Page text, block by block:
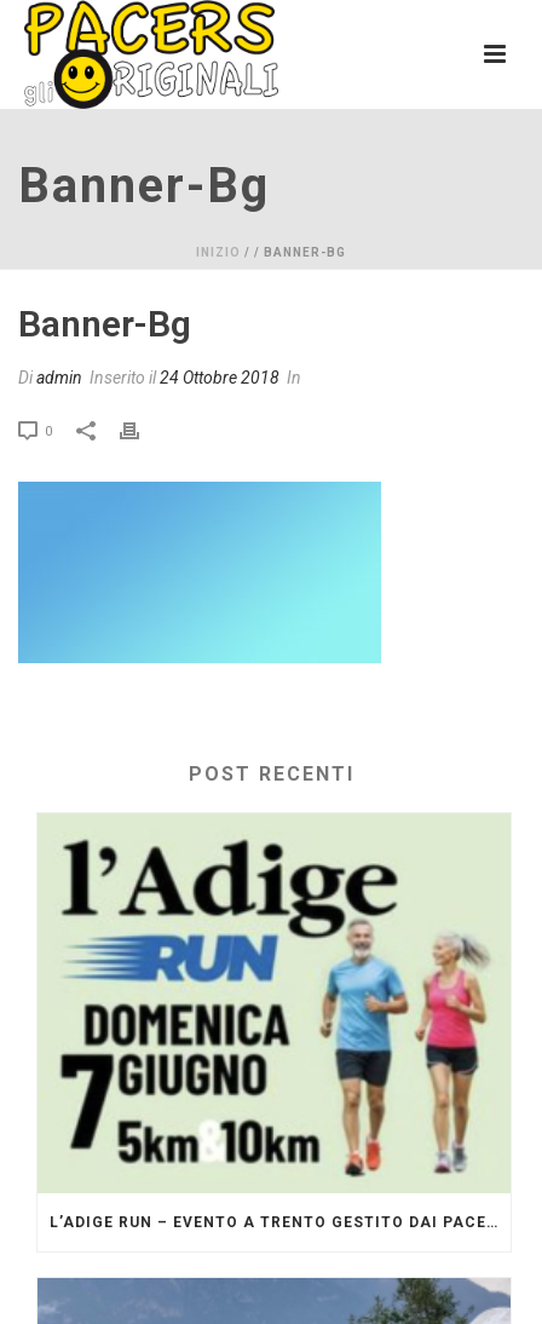
Banner-Bg
INIZIO / / BANNER-BG
Banner-Bg
Diadmin Inserito il24 Ottobre 2018 In
0
POST RECENTI
L’ADIGE RUN – EVENTO A TRENTO GESTITO DAI PACERS GLI ORIGINALI